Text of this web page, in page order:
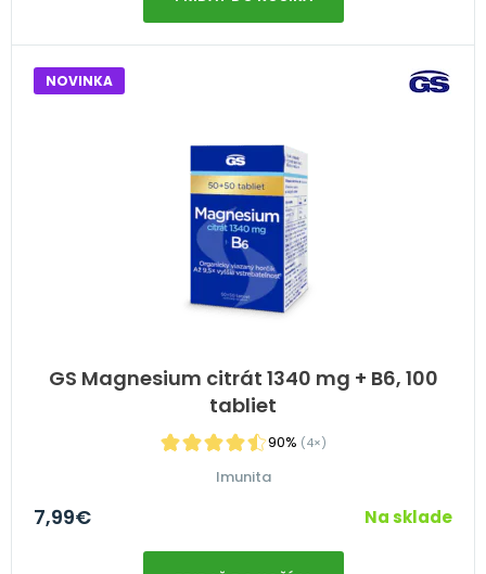
GS Magnesium citrát 1340 mg + B6, 100
tabliet
90% (4×)
NOVINKA
Imunita
7,99€ Na sklade